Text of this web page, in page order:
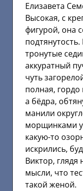
Елизавета
Высокая, с
фигурой, она
тронутые
аккуратный
чуть
полная,
а бёдра,
манили
морщинками у
какую-то
искрились,
Виктор, глядя
мысли, что
такой женой.